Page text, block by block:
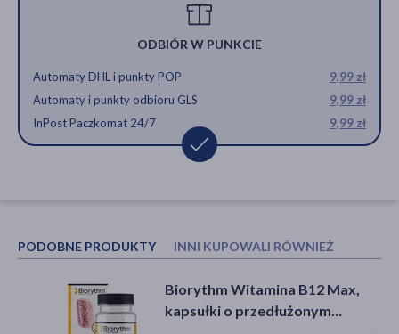
ODBIÓR W PUNKCIE
Automaty DHL i punkty POP
9,99 zł
Automaty i punkty odbioru GLS
9,99 zł
InPost Paczkomat 24/7
9,99 zł
PODOBNE PRODUKTY INNI KUPOWALI RÓWNIEŻ
Biorythm Witamina B12 Max,
kapsułki o przedłużonym
Humavit Cytrynian magnezu +
Witamina B6, kapsułki, 60 szt.